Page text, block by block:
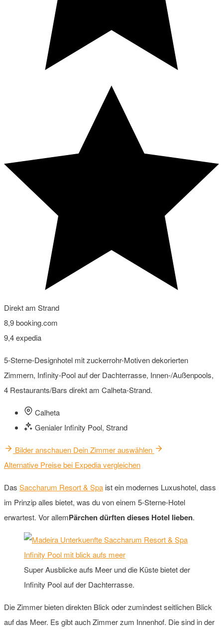
Direkt am Strand
8,9booking.com
9,4expedia
5-Sterne-Designhotel mit zuckerrohr-Motiven dekorierten
Zimmern, Infinity-Pool auf der Dachterrasse, Innen-/Außenpools,
4 Restaurants/Bars direkt am Calheta-Strand.
Calheta
Genialer Infinity Pool, Strand
Bilder anschauen Dein Zimmer auswählen
Alternative Preise bei Expedia vergleichen
Das Saccharum Resort & Spa ist ein modernes Luxushotel, dass
im Prinzip alles bietet, was du von einem 5-Sterne-Hotel
erwartest. Vor allemPärchen dürften dieses Hotel lieben.
Super Ausblicke aufs Meer und die Küste bietet der
Infinity Pool auf der Dachterrasse.
Die Zimmer bieten direkten Blick oder zumindest seitlichen Blick
auf das Meer. Es gibt auch Zimmer zum Innenhof. Die sind in der